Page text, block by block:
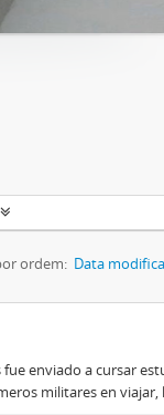
ordem: Data
enviado a cursar
militares en viajar,